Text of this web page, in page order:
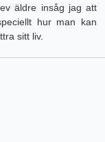
äldre insåg jag att
hur man kan
sitt liv.